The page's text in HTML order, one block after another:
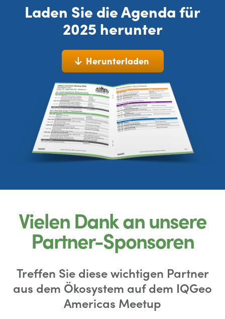
Laden Sie die Agenda für
2025 herunter
Herunterladen
Vielen Dank an unsere
Partner-Sponsoren
Treffen Sie diese wichtigen Partner
aus dem Ökosystem auf dem IQGeo
Americas Meetup